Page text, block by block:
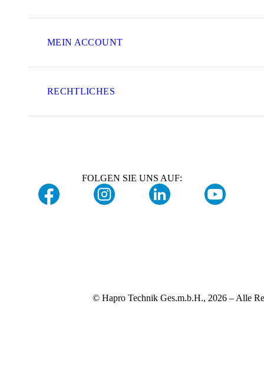
MEIN ACCOUNT
RECHTLICHES
FOLGEN SIE UNS AUF:
© Hapro Technik Ges.m.b.H., 2026 – Alle